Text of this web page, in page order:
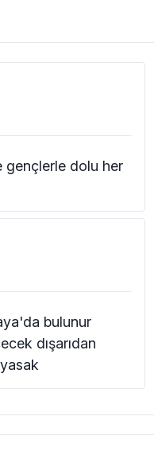
gençlerle dolu her
bulunur
dışarıdan